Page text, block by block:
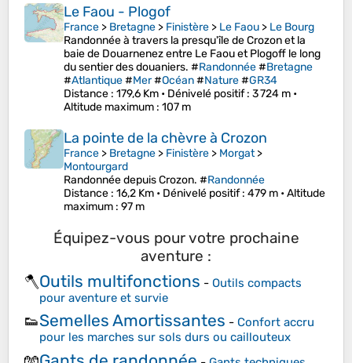
Le Faou - Plogof
France > Bretagne > Finistère > Le Faou > Le Bourg
Randonnée à travers la presqu'île de Crozon et la
baie de Douarnenez entre Le Faou et Plogoff le long
du sentier des douaniers. #Randonnée#Bretagne
#Atlantique#Mer#Océan#Nature#GR34
Distance : 179,6 Km • Dénivelé positif: 3 724 m •
Altitude maximum : 107 m
La pointe de la chèvre à Crozon
France > Bretagne > Finistère > Morgat>
Montourgard
Randonnée depuis Crozon. #Randonnée
Distance : 16,2 Km • Dénivelé positif: 479 m •Altitude
maximum : 97 m
Équipez-vous pour votre prochaine
aventure :
🪓Outils multifonctions - Outils compacts
pour aventure et survie
👟Semelles Amortissantes - Confort accru
pour les marches sur sols durs ou caillouteux